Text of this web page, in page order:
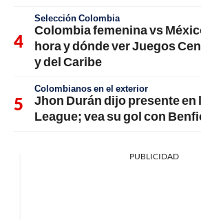
Selección Colombia
Colombia femenina vs
hora y dónde ver Juegos
y del Caribe
Colombianos en el exterior
Jhon Durán dijo presente en
League; vea su gol con
PUBLICIDAD